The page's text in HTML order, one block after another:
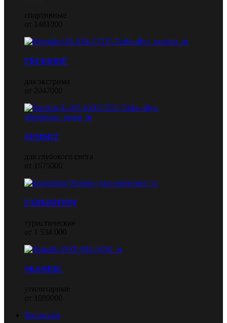
спортивные
от 1481000
FREERIDE
для экстрима
от 2047000
SUMMIT
для глубокого снега
от 1675000
EXPEDITION
туристические
от 1 534 000
SKANDIC
утилитарные
от 1089000
Трициклы